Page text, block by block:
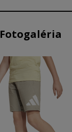
Fotogaléria